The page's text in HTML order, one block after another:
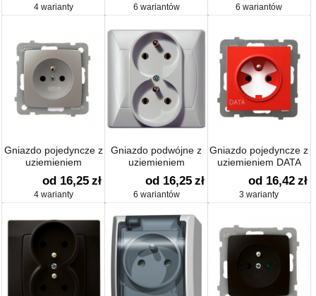
4 warianty 6 wariantów 6 wariantów
Gniazdo pojedyncze z
uziemieniem
od 16,25 zł
4 warianty
Gniazdo podwójne z
uziemieniem
od 16,25 zł
6 wariantów
Gniazdo pojedyncze z
uziemieniem DATA
od 16,42 zł
3 warianty